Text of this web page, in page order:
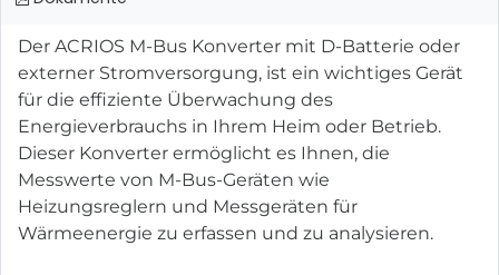
Der ACRIOS M-Bus Konverter mit D-Batterie oder
externer Stromversorgung, ist ein wichtiges Gerät
für die effiziente Überwachung des
Energieverbrauchs in Ihrem Heim oder Betrieb.
Dieser Konverter ermöglicht es Ihnen, die
Messwerte von M-Bus-Geräten wie
Heizungsreglern und Messgeräten für
Wärmeenergie zu erfassen und zu analysieren.